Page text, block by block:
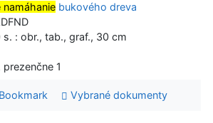
namáhanie bukového dreva
: obr., tab., graf., 30 cm
1
Vybrané dokumenty